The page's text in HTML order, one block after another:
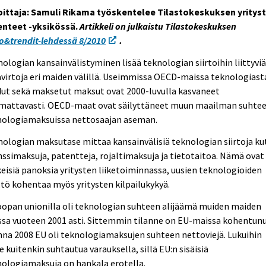
Samuli Rikama työskentelee Tilastokeskuksen
-yksikössä.Artikkeli on julkaistu Tilastokeskuksen
lehdessä 8/2010
.
kansainvälistyminen lisää teknologian siirtoihin liittyviä
eri maiden välillä. Useimmissa OECD-maissa
sekä maksetut maksut ovat 2000-luvulla kasvaneet
OECD-maat ovat säilyttäneet muun maailman
nettosaajan aseman.
maksutase mittaa kansainvälisiä teknologian siirtoja
patentteja, rojaltimaksuja ja tietotaitoa. Nämä ovat
panoksia yritysten liiketoiminnassa, uusien teknologioiden
kohentaa myös yritysten kilpailukykyä.
unionilla oli teknologian suhteen alijäämä muiden maiden
vuoteen 2001 asti. Sittemmin tilanne on EU-maissa
2008 EU oli teknologiamaksujen suhteen nettoviejä. Lukuihin
kuitenkin suhtautua varauksella, sillä EU:n sisäisiä
on hankala erotella.